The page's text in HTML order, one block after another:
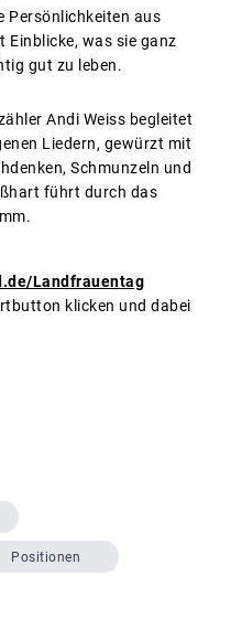
Persönlichkeiten aus
was sie ganz
gut zu leben.
Andi Weiss begleitet
Liedern, gewürzt mit
Schmunzeln und
führt durch das
Landfrauentag
klicken und dabei
Positionen